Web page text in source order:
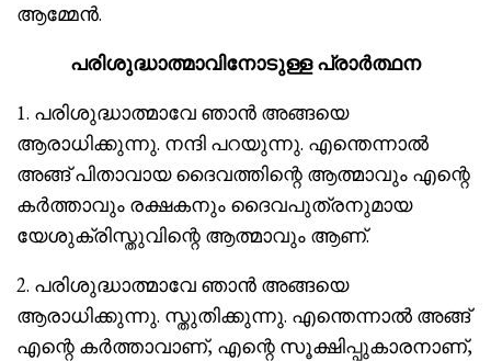
ആമ്മേൻ.
പരിശുദ്ധാത്മാവിനോടുള്ള പ്രാർത്ഥന
1. പരിശുദ്ധാത്മാവേ ഞാൻ അങ്ങയെ
ആരാധിക്കുന്നു. നന്ദി പറയുന്നു. എന്തെന്നാൽ
അങ്ങ് പിതാവായ ദൈവത്തിന്റെ ആത്മാവും എന്റെ
കർത്താവും രക്ഷകനും ദൈവപുത്രനുമായ
യേശുക്രിസ്തുവിന്റെ ആത്മാവും ആണ്.
2. പരിശുദ്ധാത്മാവേ ഞാൻ അങ്ങയെ
ആരാധിക്കുന്നു. സ്തുതിക്കുന്നു. എന്തെന്നാൽ അങ്ങ്
എന്റെ കർത്താവാണ്, എന്റെ സൂക്ഷിപ്പുകാരനാണ്,